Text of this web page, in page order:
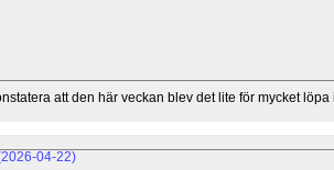
att den här veckan blev det lite för mycket